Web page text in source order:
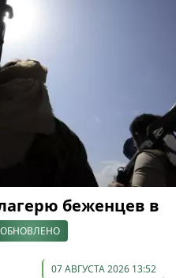
беженцев в
ОБНОВЛЕНО
07 АВГУСТА 2026 13:52